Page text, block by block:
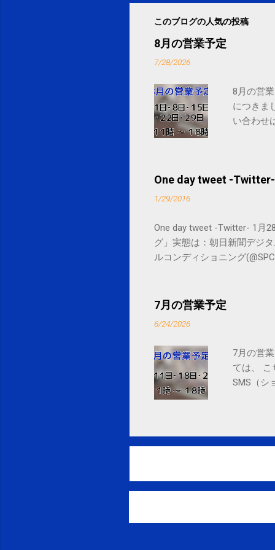
このブログの人気の投稿
8月の営業予定
7/28/2026
8月の営
につきま
い合わせ
One day tweet -Twitter-
1/29/2016
One day tweet -Twitter- 1月
グ」実態は：朝日新聞デジ
ルコンディショニング
7月の営業予定
6/24/2026
7月の営
ては、
SMS（シ